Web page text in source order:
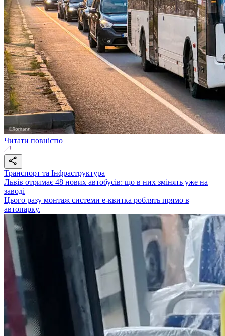
Читати повністю
Транспорт та Інфраструктура
Львів отримає 48 нових автобусів: що в них змінять уже на
заводі
Цього разу монтаж системи е-квитка роблять прямо в
автопарку.